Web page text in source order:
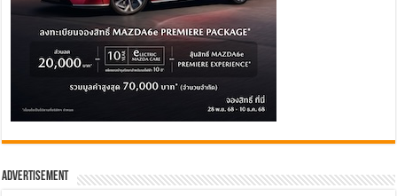
Advertisement